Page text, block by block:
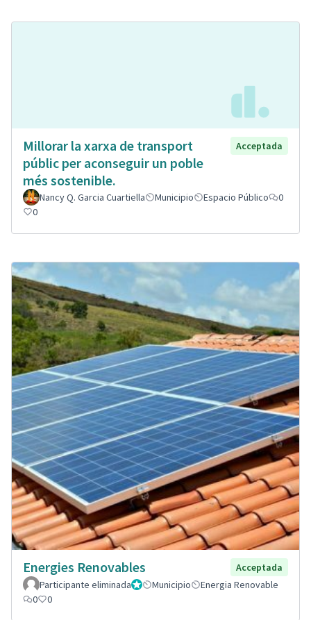
Millorar la xarxa de transport
públic per aconseguir un poble
més sostenible.
Acceptada
Nancy Q. Garcia Cuartiella Municipio Espacio Público
0
0
Energies Renovables
Acceptada
Participante eliminadaAdministrador
Municipio
Energia Renovable
0
0